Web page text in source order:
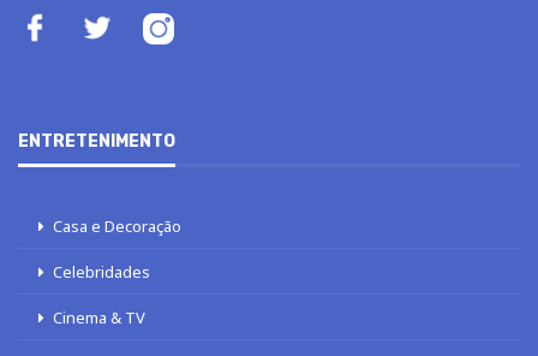
ENTRETENIMENTO
Casa e Decoração
Celebridades
Cinema & TV